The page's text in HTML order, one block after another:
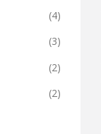
(4)
(3)
(2)
(2)